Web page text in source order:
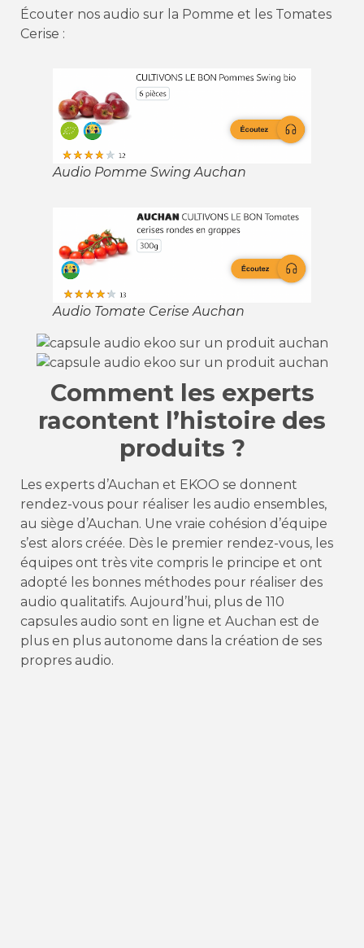
Écouter nos audio sur la Pomme et les Tomates
Cerise :
Audio Pomme Swing Auchan
Audio Tomate Cerise Auchan
Comment les experts
racontent l’histoire des
produits ?
Les experts d’Auchan et EKOO se donnent
rendez-vous pour réaliser les audio ensembles,
au siège d’Auchan. Une vraie cohésion d’équipe
s’est alors créée. Dès le premier rendez-vous, les
équipes ont très vite compris le principe et ont
adopté les bonnes méthodes pour réaliser des
audio qualitatifs. Aujourd’hui, plus de 110
capsules audio sont en ligne et Auchan est de
plus en plus autonome dans la création de ses
propres audio.